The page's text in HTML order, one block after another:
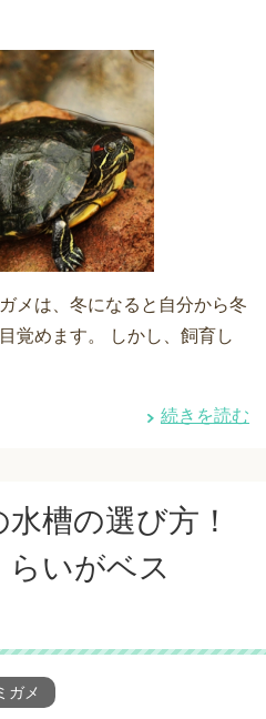
メは、冬になると自分から冬
覚めます。 しかし、飼育し
続きを読む
槽の選び方！
いがベス
ガメ